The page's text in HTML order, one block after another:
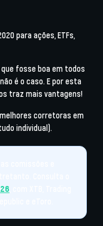
para ações, ETFs,
fosse boa em todos
é o caso. E por esta
traz mais vantagens!
corretoras em
individual).